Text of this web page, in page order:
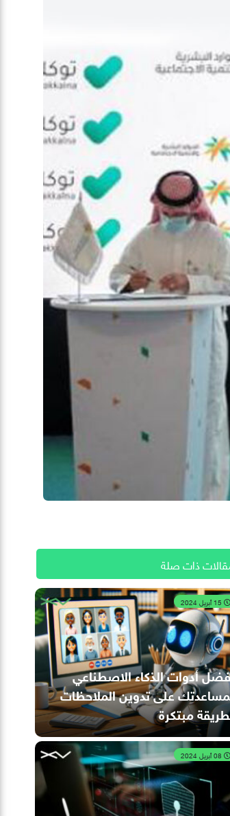
ذات صلة
أدوات الذكاء الاصطناعي
على تدوين الملاحظات
مبتكرة